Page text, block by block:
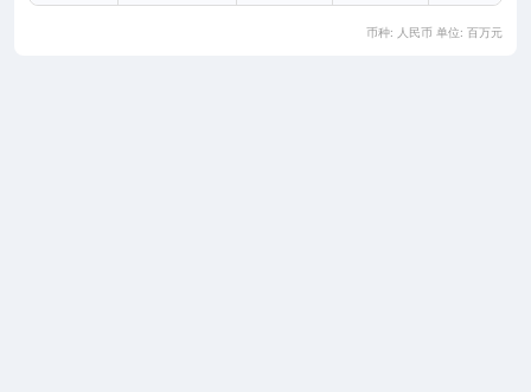
币种: 人民币 单位: 百万元